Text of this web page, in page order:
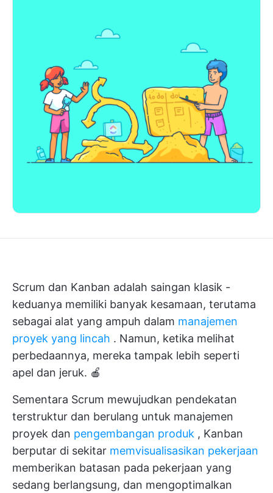
Scrum dan Kanban adalah saingan klasik -
keduanya memiliki banyak kesamaan, terutama
sebagai alat yang ampuh dalam manajemen
proyek yang lincah . Namun, ketika melihat
perbedaannya, mereka tampak lebih seperti
apel dan jeruk. 🍎
Sementara Scrum mewujudkan pendekatan
terstruktur dan berulang untuk manajemen
proyek dan pengembangan produk , Kanban
berputar di sekitar memvisualisasikan pekerjaan
memberikan batasan pada pekerjaan yang
sedang berlangsung, dan mengoptimalkan